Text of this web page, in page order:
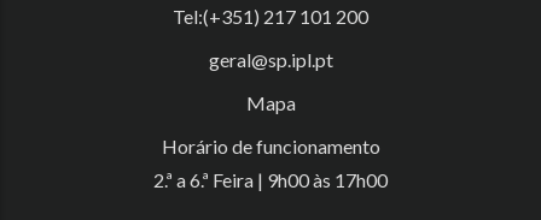
Tel:(+351) 217 101 200
geral@sp.ipl.pt
Mapa
Horário de funcionamento
2.ª a 6.ª Feira | 9h00 às 17h00